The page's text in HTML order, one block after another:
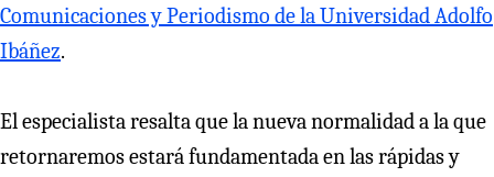
Comunicaciones y Periodismo de la Universidad Adolfo
Ibáñez.
El especialista resalta que la nueva normalidad a la que
retornaremos estará fundamentada en las rápidas y